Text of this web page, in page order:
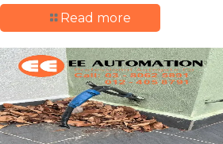
Read more